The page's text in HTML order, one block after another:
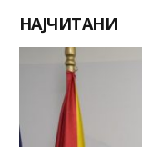
НАЈЧИТАНИ